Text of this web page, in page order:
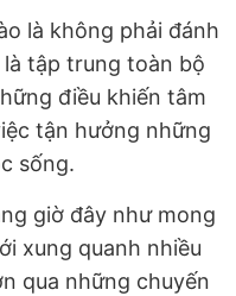
là không phải đánh
là tập trung toàn bộ
điều khiến tâm
tận hưởng những
sống.
giờ đây như mong
xung quanh nhiều
qua những chuyến